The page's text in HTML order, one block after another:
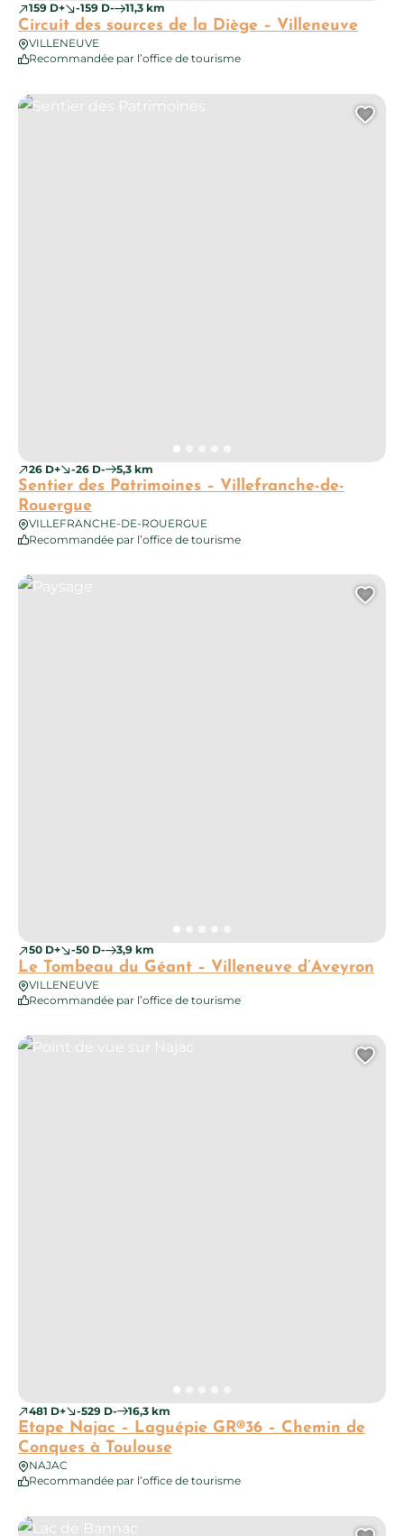
159 D+ -159 D- 11,3 km
Circuit des sources de la Diège – Villeneuve
VILLENEUVE
Recommandée par l’office de tourisme
26 D+ -26 D- 5,3 km
Sentier des Patrimoines – Villefranche-de-
Rouergue
VILLEFRANCHE-DE-ROUERGUE
Recommandée par l’office de tourisme
Sentier des Patrimoines
50 D+ -50 D- 3,9 km
Le Tombeau du Géant – Villeneuve d’Aveyron
VILLENEUVE
Recommandée par l’office de tourisme
Paysage
481 D+ -529 D- 16,3 km
Etape Najac – Laguépie GR®36 – Chemin de
Conques à Toulouse
NAJAC
Recommandée par l’office de tourisme
Point de vue sur Najac
Lac de Bannac